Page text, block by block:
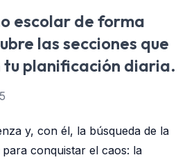
escolar de forma
las secciones que
planificación diaria.
y, con él, la búsqueda de la
conquistar el caos: la